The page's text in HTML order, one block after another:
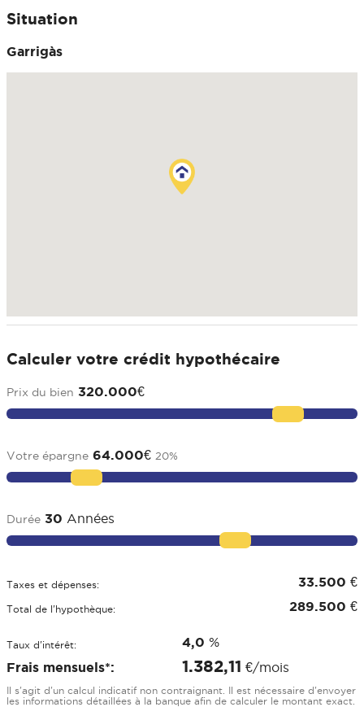
Situation
Garrigàs
Calculer votre crédit hypothécaire
Prix du bien 320.000€
Votre épargne 64.000€ 20%
Durée 30 Années
Taxes et dépenses: 33.500 €
Total de l'hypothèque: 289.500 €
Taux d'intérêt: 4,0 %
Frais mensuels*:
1.382,11 €/mois
Il s'agit d'un calcul indicatif non contraignant. Il est nécessaire d'envoyer
les informations détaillées à la banque afin de calculer le montant exact.